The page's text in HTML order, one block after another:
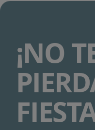
¡NO